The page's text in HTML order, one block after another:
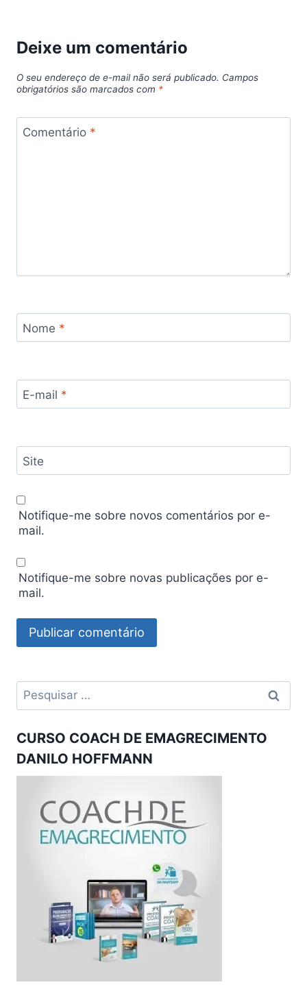
Deixe um comentário
O seu endereço de e-mail não será publicado. Campos
obrigatórios são marcados com *
Comentário *
Nome *
E-mail *
Site
Notifique-me sobre novos comentários por e-
mail.
Notifique-me sobre novas publicações por e-
mail.
Pesquisar
por:
CURSO COACH DE EMAGRECIMENTO
DANILO HOFFMANN